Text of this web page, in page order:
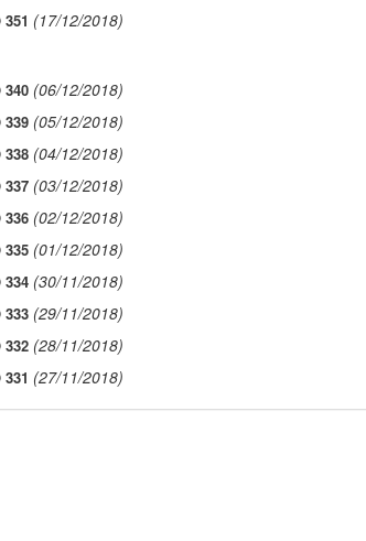
(17/12/2018)
(06/12/2018)
(05/12/2018)
(04/12/2018)
(03/12/2018)
(02/12/2018)
(01/12/2018)
(30/11/2018)
(29/11/2018)
(28/11/2018)
(27/11/2018)